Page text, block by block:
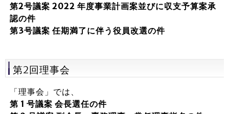
第2号議案 2022 年度事業計画案並びに収支予算案承
認の件
第3号議案 任期満了に伴う役員改選の件
第2回理事会
「理事会」では、
第 1 号議案 会長選任の件